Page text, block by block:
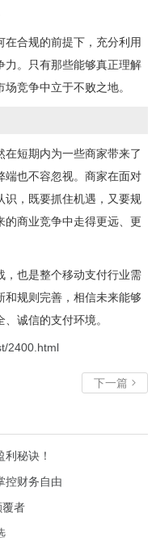
合规的前提下，充分利用
力。只有那些能够真正理解
竞争中立于不败之地。
短期内为一些商家带来了
端也不容忽视。商家在面对
识，既要抓住机遇，又要规
的商业竞争中走得更远、更
，也是整个移动支付行业需
和规则完善，相信未来能够
诚信的支付环境。
2400.html
下一篇 
秘诀！
控财务自由
覆者